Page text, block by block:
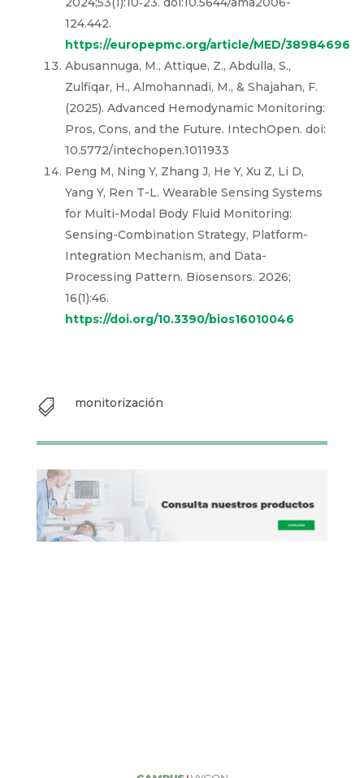
124.442.
https://europepmc.org/article/MED/38984696
Abusannuga, M., Attique, Z., Abdulla, S.,
Zulfiqar, H., Almohannadi, M., & Shajahan, F.
(2025). Advanced Hemodynamic Monitoring:
Pros, Cons, and the Future. IntechOpen. doi:
10.5772/intechopen.1011933
Peng M, Ning Y, Zhang J, He Y, Xu Z, Li D,
Yang Y, Ren T-L. Wearable Sensing Systems
for Multi-Modal Body Fluid Monitoring:
Sensing-Combination Strategy, Platform-
Integration Mechanism, and Data-
Processing Pattern. Biosensors. 2026;
16(1):46.
https://doi.org/10.3390/bios16010046
 monitorización